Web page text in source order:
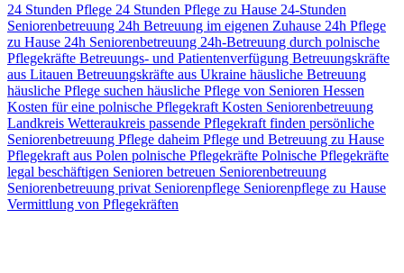
24 Stunden Pflege 24 Stunden Pflege zu Hause 24-Stunden
Seniorenbetreuung 24h Betreuung im eigenen Zuhause 24h Pflege
zu Hause 24h Seniorenbetreuung 24h-Betreuung durch polnische
Pflegekräfte Betreuungs- und Patientenverfügung Betreuungskräfte
aus Litauen Betreuungskräfte aus Ukraine häusliche Betreuung
häusliche Pflege suchen häusliche Pflege von Senioren Hessen
Kosten für eine polnische Pflegekraft Kosten Seniorenbetreuung
Landkreis Wetteraukreis passende Pflegekraft finden persönliche
Seniorenbetreuung Pflege daheim Pflege und Betreuung zu Hause
Pflegekraft aus Polen polnische Pflegekräfte Polnische Pflegekräfte
legal beschäftigen Senioren betreuen Seniorenbetreuung
Seniorenbetreuung privat Seniorenpflege Seniorenpflege zu Hause
Vermittlung von Pflegekräften